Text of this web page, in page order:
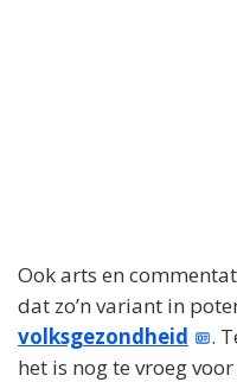
Ook arts en
dat zo’n variant in
volksgezondheid
.
het is nog te vroeg